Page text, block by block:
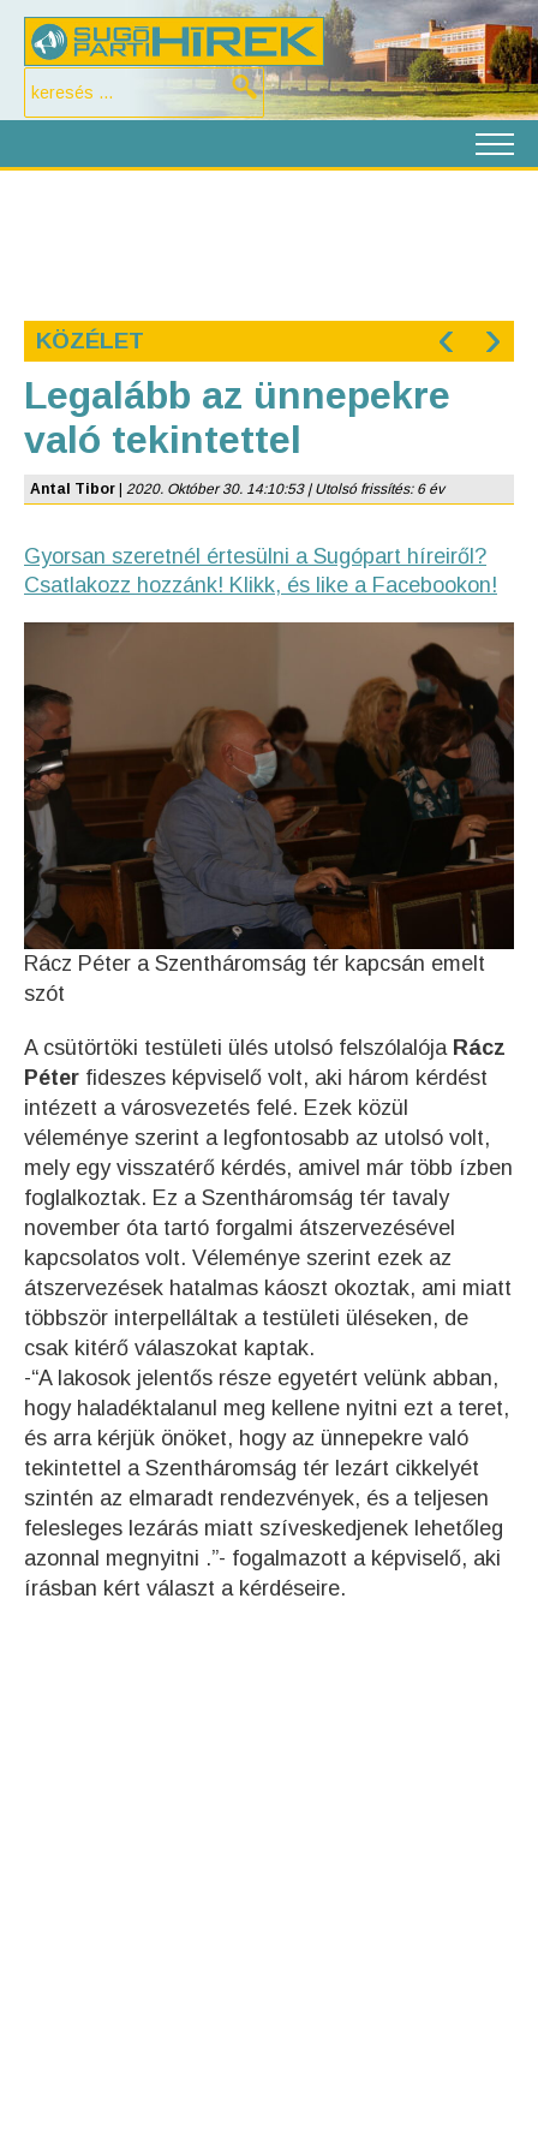
KÖZÉLET ‹ ›
Legalább az ünnepekre
való tekintettel
Antal Tibor 2020. Október 30. 14:10:53 | Utolsó frissítés: 6 év
Gyorsan szeretnél értesülni a Sugópart híreiről?
Csatlakozz hozzánk! Klikk, és like a Facebookon!
Rácz Péter a Szentháromság tér kapcsán emelt
szót
A csütörtöki testületi ülés utolsó felszólalója Rácz
Péter fideszes képviselő volt, aki három kérdést
intézett a városvezetés felé. Ezek közül
véleménye szerint a legfontosabb az utolsó volt,
mely egy visszatérő kérdés, amivel már több ízben
foglalkoztak. Ez a Szentháromság tér tavaly
november óta tartó forgalmi átszervezésével
kapcsolatos volt. Véleménye szerint ezek az
átszervezések hatalmas káoszt okoztak, ami miatt
többször interpelláltak a testületi üléseken, de
csak kitérő válaszokat kaptak.
-“A lakosok jelentős része egyetért velünk abban,
hogy haladéktalanul meg kellene nyitni ezt a teret,
és arra kérjük önöket, hogy az ünnepekre való
tekintettel a Szentháromság tér lezárt cikkelyét
szintén az elmaradt rendezvények, és a teljesen
felesleges lezárás miatt szíveskedjenek lehetőleg
azonnal megnyitni .”- fogalmazott a képviselő, aki
írásban kért választ a kérdéseire.